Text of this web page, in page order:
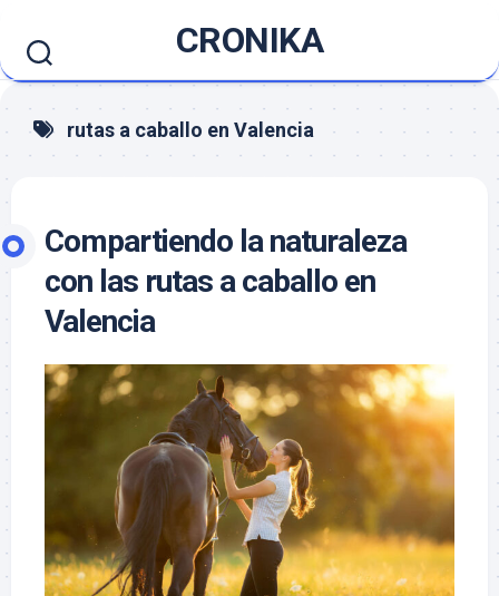
contenido
CRONIKA
rutas a caballo en Valencia
Compartiendo la naturaleza
con las rutas a caballo en
Valencia